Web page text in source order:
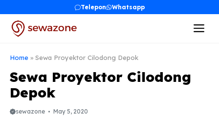
content
Telepon Whatsapp
Home » Sewa Proyektor Cilodong Depok
Sewa Proyektor Cilodong
Depok
sewazone May 5, 2020